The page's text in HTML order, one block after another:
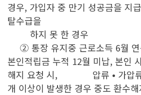
경우, 가입자 중 만기 성공금을 지
탈수급을
하지 못 한 경우
② 통장 유지중 근로소득 6월 연
본인적립금 누적 12월 미납, 본인
해지 요청 시, 압류 • 가압
개 이상이 발생한 경우 중도 환수해